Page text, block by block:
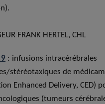
FRANK HERTEL, CHL
: infusions intracérébrales
stéréotaxiques de
Enhanced Delivery, CED)
(tumeurs